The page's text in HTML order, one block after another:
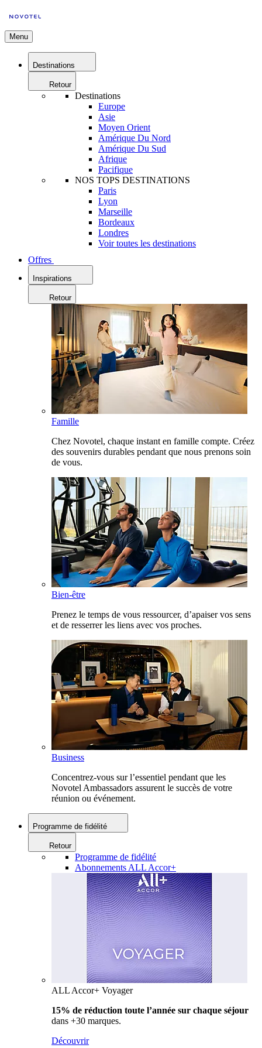
Menu
Destinations
Retour
Destinations
Europe
Asie
Moyen Orient
Amérique Du Nord
Amérique Du Sud
Afrique
Pacifique
NOS TOPS DESTINATIONS
Paris
Lyon
Marseille
Bordeaux
Londres
Voir toutes les destinations
Offres
Inspirations
Retour
Famille
Chez Novotel, chaque instant en famille compte. Créez
des souvenirs durables pendant que nous prenons soin
de vous.
Bien-être
Prenez le temps de vous ressourcer, d’apaiser vos sens
et de resserrer les liens avec vos proches.
Business
Concentrez-vous sur l’essentiel pendant que les
Novotel Ambassadors assurent le succès de votre
réunion ou événement.
Programme de fidélité
Retour
Programme de fidélité
Abonnements ALL Accor+
ALL Accor+ Voyager
15% de réduction toute l’année sur chaque séjour
dans +30 marques.
Découvrir